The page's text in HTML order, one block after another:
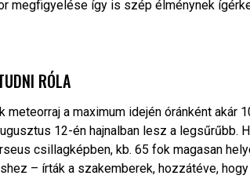
megfigyelése így is szép élménynek
RÓLA
meteorraj a maximum idején óránként
12-én hajnalban lesz a legsűrűbb.
csillagképben, kb. 65 fok magasan
– írták a szakemberek, hozzátéve,